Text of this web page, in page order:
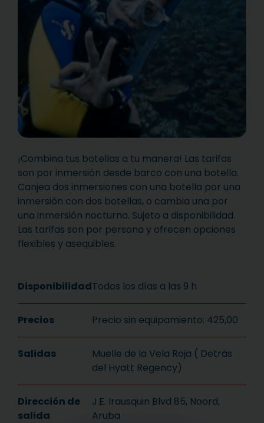
¡Combina tus botellas a tu manera! Las tarifas
son por inmersión desde barco con una botella.
Canjea dos inmersiones con una botella por una
inmersión con dos botellas, o cambia una por
una inmersión nocturna. Sujeto a disponibilidad.
Las tarifas son por persona y ofrecen opciones
flexibles y asequibles.
DisponibilidadTodos los días a las 9 h
Precios Precio sin equipamiento: 425,00
Salidas
Muelle de la Vela Roja ( Detrás
del Hyatt Regency)
Dirección de
salida
J.E. Irausquin Blvd 85, Noord,
Aruba